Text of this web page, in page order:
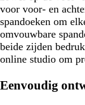
voor voor- en
spandoeken om
omvouwbare
beide zijden
online studio om
Eenvoudig